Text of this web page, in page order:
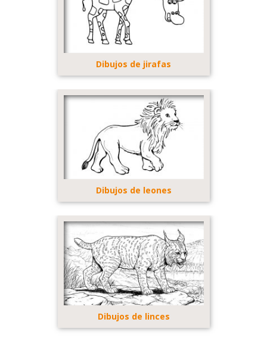
Dibujos de jirafas
Dibujos de leones
Dibujos de linces